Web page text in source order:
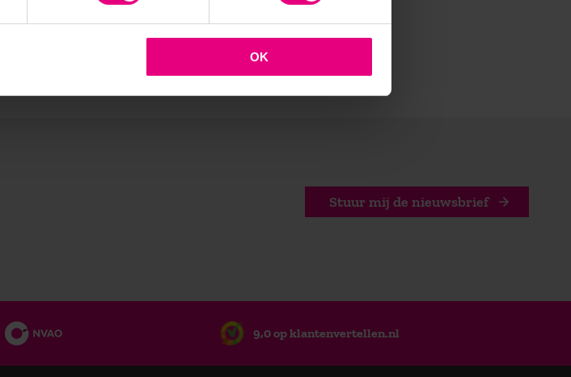
OK
Stuur mij de nieuwsbrief
9,0 op klantenvertellen.nl